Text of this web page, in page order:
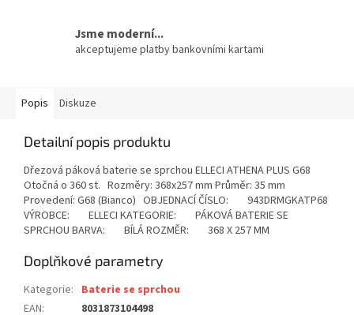
Jsme moderní...
akceptujeme platby bankovními kartami
Popis Diskuze
Detailní popis produktu
Dřezová páková baterie se sprchou ELLECI ATHENA PLUS G68
Otočná o 360 st. Rozměry: 368x257 mm Průměr: 35 mm
Provedení: G68 (Bianco) OBJEDNACÍ ČÍSLO: 943DRMGKATP68
VÝROBCE: ELLECI KATEGORIE: PÁKOVÁ BATERIE SE
SPRCHOU BARVA: BÍLÁ ROZMĚR: 368 X 257 MM
Doplňkové parametry
Kategorie: Baterie se sprchou
EAN: 8031873104498